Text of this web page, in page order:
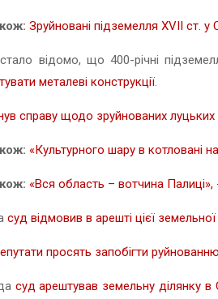
Зруйновані підземелля XVII ст.
відомо, що 400-річні
металеві конструкції.
справу щодо зруйнованих луцьких
«Культурного шару в котловані
«Вся область – вотчина
суд відмовив в арешті цієї земельної
просять запобігти
суд арештував земельну ділянку в